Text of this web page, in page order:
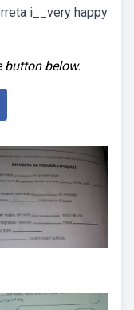
i__very happy
button below.